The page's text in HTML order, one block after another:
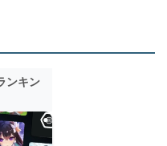
ンキン